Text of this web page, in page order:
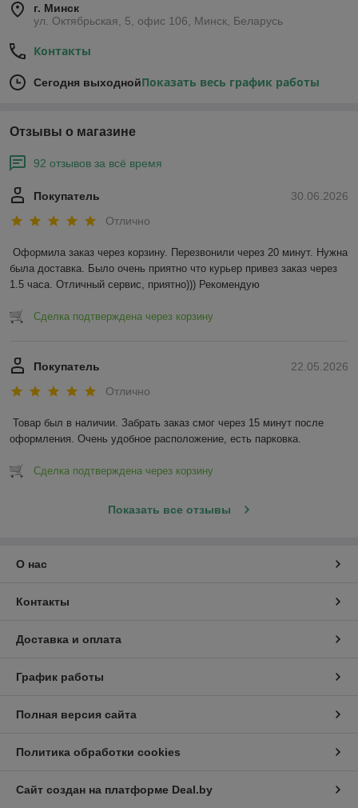
г. Минск
ул. Октябрьская, 5, офис 106, Минск, Беларусь
Контакты
Сегодня выходнойПоказать весь график работы
Отзывы о магазине
92 отзывов за всё время
30.06.2026
Покупатель
Отлично
Оформила заказ через корзину. Перезвонили через 20 минут. Нужна
была доставка. Было очень приятно что курьер привез заказ через
1.5 часа. Отличный сервис, приятно))) Рекомендую
Сделка подтверждена через корзину
22.05.2026
Покупатель
Отлично
Товар был в наличии. Забрать заказ смог через 15 минут после
оформления. Очень удобное расположение, есть парковка.
Сделка подтверждена через корзину
Показать все отзывы
О нас
Контакты
Доставка и оплата
График работы
Полная версия сайта
Политика обработки cookies
Сайт создан на платформе Deal.by